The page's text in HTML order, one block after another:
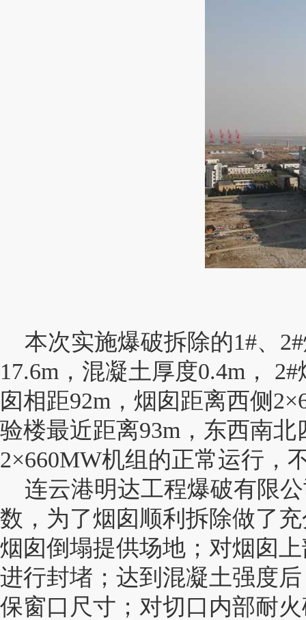
本次实施爆破拆除的1#、
17.6m，混凝土厚度0.4m，
囱相距92m，烟囱距离西侧
验楼最近距离93m，东西南
2×660MW机组的正常运行，
连云港明达工程爆破有限
数，为了烟囱顺利拆除做了
烟囱倒塌提供场地；对烟囱
进行封堵；达到混凝土强度
保窗口尺寸；对切口内部耐